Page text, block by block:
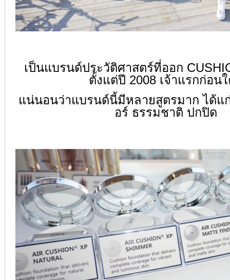
เป็นแบรนด์ประวัติศาสตร์ที่ออก
ตั้งแต่ปี 2008 เจ้าแรกก่อน
แน่นอนว่าแบรนด์นี้มีหลายสูตรมาก ได้แ
อร์ ธรรมชาติ ปกปิด